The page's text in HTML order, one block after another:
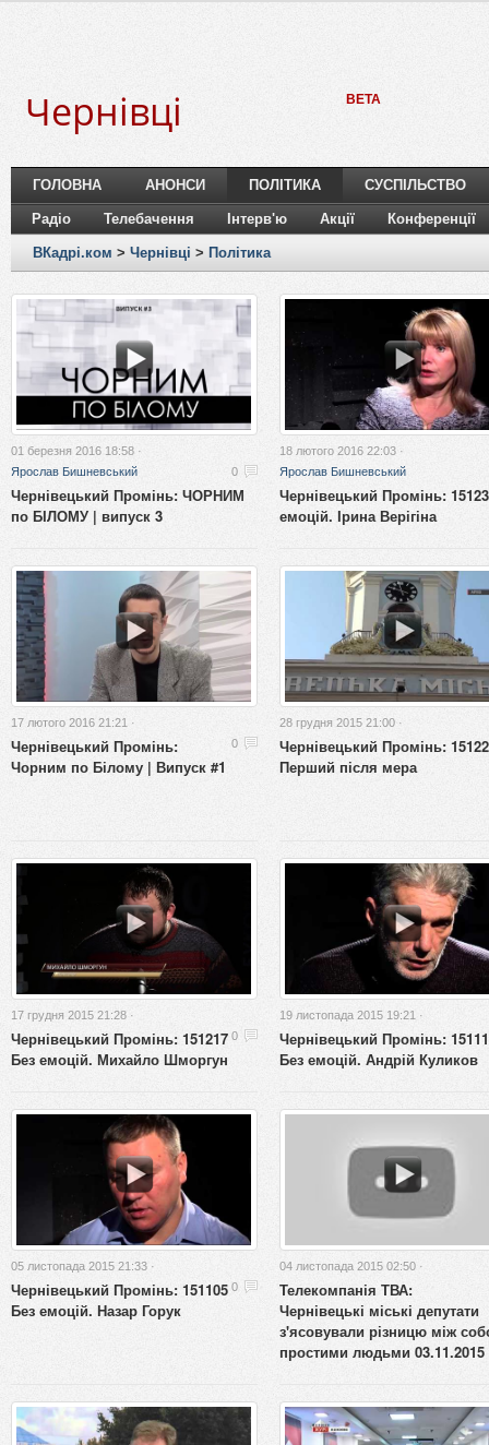
Чернівці BETA
ГОЛОВНА АНОНСИ ПОЛІТИКА СУСПІЛЬСТВО
Радіо Телебачення Інтерв'ю Акції Конференції
ВКадрі.ком > Чернівці > Політика
01 березня 2016 18:58 ·
Ярослав Бишневський
0
Чернівецький Промінь: ЧОРНИМ
по БІЛОМУ | випуск 3
18 лютого 2016 22:03 ·
Ярослав Бишневський
Чернівецький Промінь:
емоцій. Ірина Верігіна
17 лютого 2016 21:21 ·
0
Чернівецький Промінь:
Чорним по Білому | Випуск #1
28 грудня 2015 21:00 ·
Чернівецький Промінь:
Перший після мера
17 грудня 2015 21:28 ·
0
Чернівецький Промінь: 151217
Без емоцій. Михайло Шморгун
19 листопада 2015 19:21 ·
Чернівецький Промінь:
Без емоцій. Андрій Куликов
05 листопада 2015 21:33 ·
0
Чернівецький Промінь: 151105
Без емоцій. Назар Горук
04 листопада 2015 02:50 ·
Телекомпанія ТВА:
Чернівецькі міські депутати
з'ясовували різницю між
простими людьми 03.11.2015